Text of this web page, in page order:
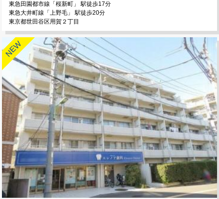
東急田園都市線「桜新町」 駅徒歩17分
東急大井町線「上野毛」 駅徒歩20分
東京都世田谷区用賀２丁目